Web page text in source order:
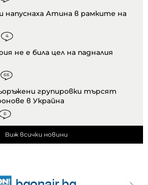
напуснаха Атина в рамките на
4
не е била цел на падналия
66
групировки търсят
в Украйна
6
Виж всички новини